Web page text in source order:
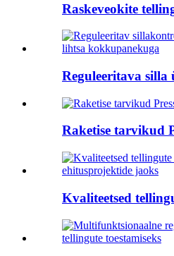
Raskeveokite
Reguleeritava silla
Raketise tarvikud
Kvaliteetsed